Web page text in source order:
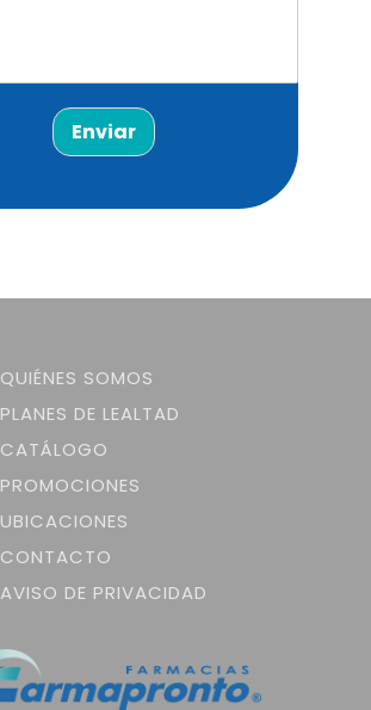
Enviar
QUIÉNES SOMOS
PLANES DE LEALTAD
CATÁLOGO
PROMOCIONES
UBICACIONES
CONTACTO
AVISO DE PRIVACIDAD